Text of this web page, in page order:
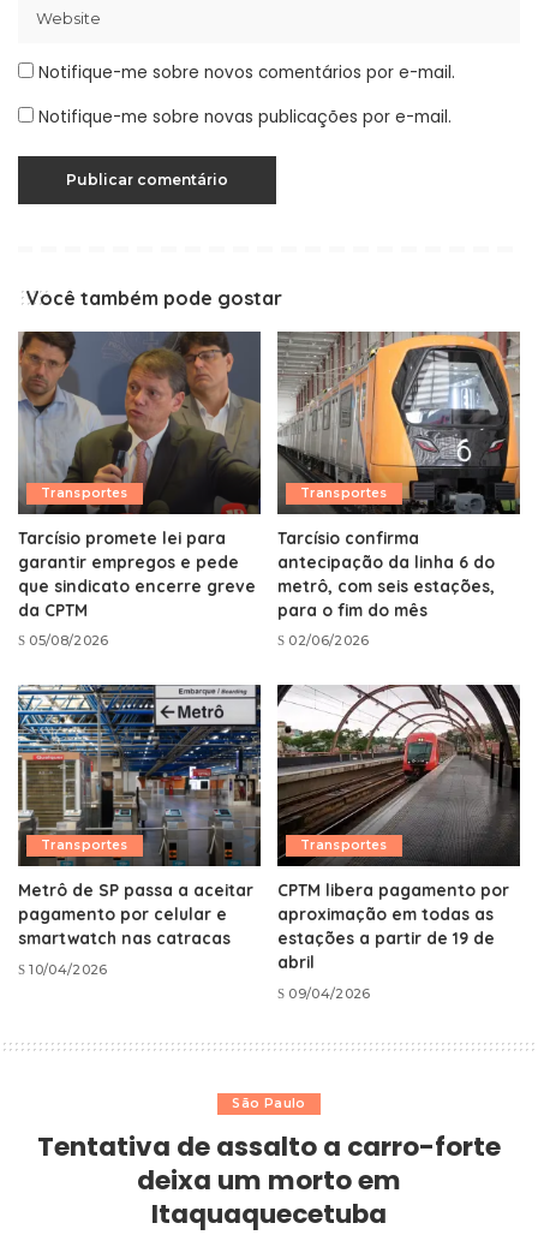
Notifique-me sobre novos comentários por e-mail.
Notifique-me sobre novas publicações por e-mail.
Você também pode gostar
Transportes
Tarcísio promete lei para
garantir empregos e pede
que sindicato encerre greve
da CPTM
05/08/2026
Transportes
Tarcísio confirma
antecipação da linha 6 do
metrô, com seis estações,
para o fim do mês
02/06/2026
Transportes
Metrô de SP passa a aceitar
pagamento por celular e
smartwatch nas catracas
10/04/2026
Transportes
CPTM libera pagamento por
aproximação em todas as
estações a partir de 19 de
abril
09/04/2026
São Paulo
Tentativa de assalto a carro-forte
deixa um morto em
Itaquaquecetuba